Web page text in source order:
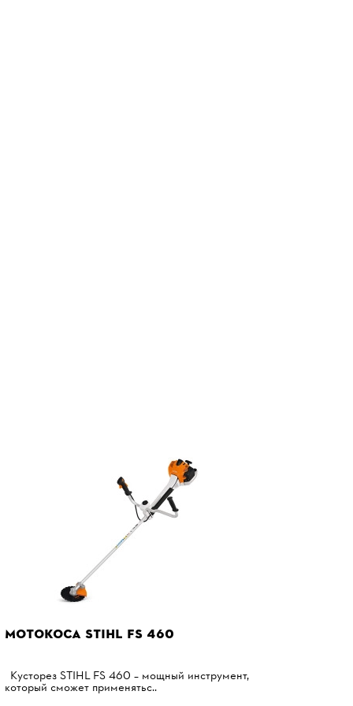
МОТОКОСА STIHL FS 460
Кусторез STIHL FS 460 – мощный инструмент,
который сможет применятьс..